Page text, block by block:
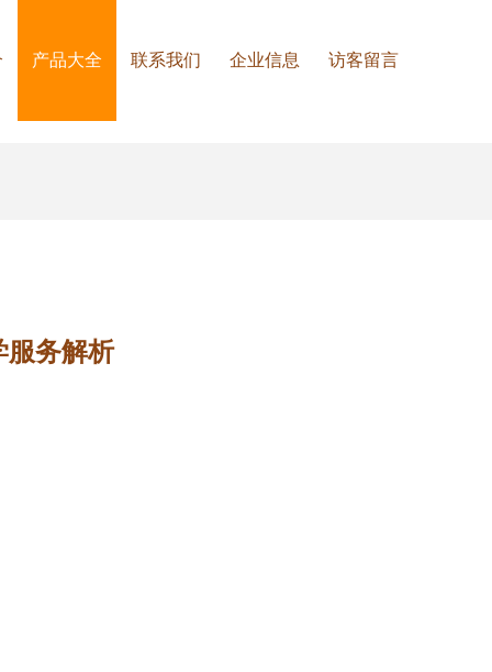
产品大全 联系我们 企业信息 访客留言
服务解析